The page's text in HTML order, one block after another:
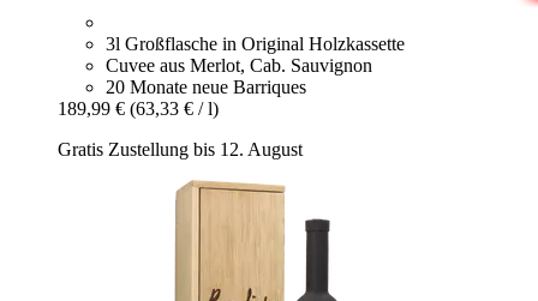
3l Großflasche in Original Holzkassette
Cuvee aus Merlot, Cab. Sauvignon
20 Monate neue Barriques
189,99 € (63,33 € / l)
Gratis Zustellung bis 12. August